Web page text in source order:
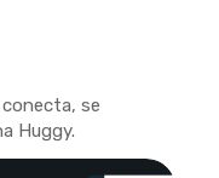
se
Huggy.